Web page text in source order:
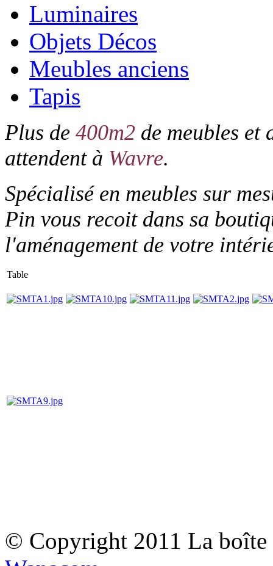
Luminaires
Objets Décos
Meubles anciens
Tapis
Plus de 400m2 de meubles et
attendent à Wavre.
Spécialisé en meubles sur
Pin vous recoit dans sa
l'aménagement de votre
Table
© Copyright 2011 La